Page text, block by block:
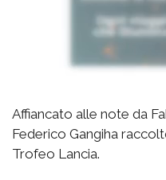
Affiancato alle note da
Federico Gangiha
Trofeo Lancia.